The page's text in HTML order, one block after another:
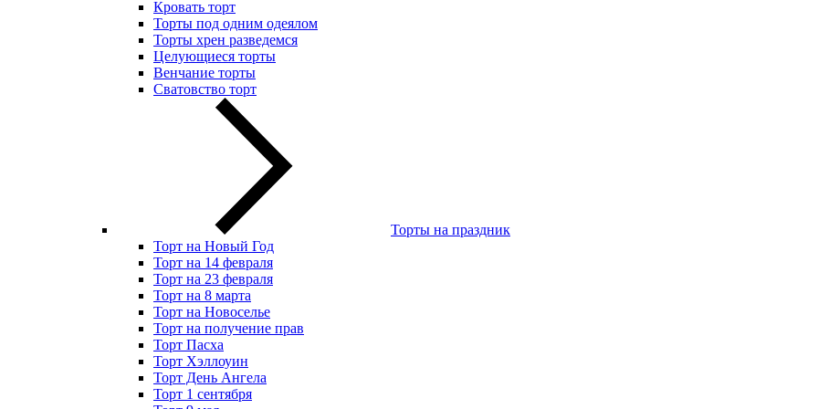
Кровать торт
Торты под одним одеялом
Торты хрен разведемся
Целующиеся торты
Венчание торты
Сватовство торт
Торты на праздник
Торт на Новый Год
Торт на 14 февраля
Торт на 23 февраля
Торт на 8 марта
Торт на Новоселье
Торт на получение прав
Торт Пасха
Торт Хэллоуин
Торт День Ангела
Торт 1 сентября